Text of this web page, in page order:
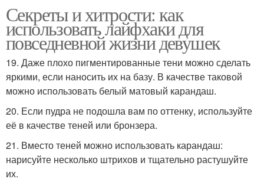
Секреты и хитрости: как
использовать лайфхаки для
повседневной жизни девушек
19. Даже плохо пигментированные тени можно сделать
яркими, если наносить их на базу. В качестве таковой
можно использовать белый матовый карандаш.
20. Если пудра не подошла вам по оттенку, используйте
её в качестве теней или бронзера.
21. Вместо теней можно использовать карандаш:
нарисуйте несколько штрихов и тщательно растушуйте
их.